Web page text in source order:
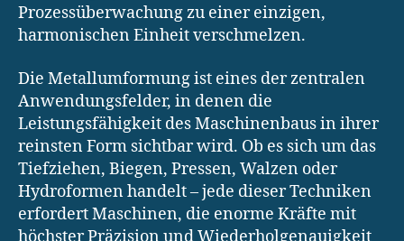
Prozessüberwachung zu einer einzigen,
harmonischen Einheit verschmelzen.
Die Metallumformung ist eines der zentralen
Anwendungsfelder, in denen die
Leistungsfähigkeit des Maschinenbaus in ihrer
reinsten Form sichtbar wird. Ob es sich um das
Tiefziehen, Biegen, Pressen, Walzen oder
Hydroformen handelt – jede dieser Techniken
erfordert Maschinen, die enorme Kräfte mit
höchster Präzision und Wiederholgenauigkeit